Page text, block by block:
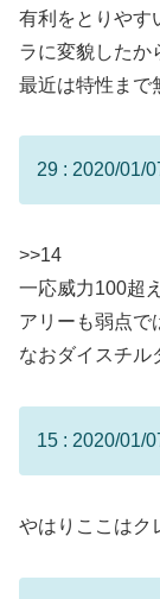
有利をとりやす
ラに変貌したか
最近は特性まで
29 : 2020/01/
>>14
一応威力100超
アリーも弱点で
なおダイスチル
15 : 2020/01/
やはりここはク